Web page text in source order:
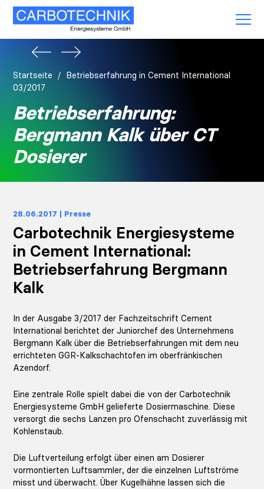
Startseite
Betriebserfahrung in Cement International
03/2017
Betriebserfahrung:
Bergmann Kalk über CT
Dosierer
28.06.2017 | Presse
Carbotechnik Energiesysteme
in Cement International:
Betriebserfahrung Bergmann
Kalk
In der Ausgabe 3/2017 der Fachzeitschrift Cement
International berichtet der Juniorchef des Unternehmens
Bergmann Kalküber die Betriebserfahrungen mit dem neu
errichteten GGR-Kalkschachtofen im oberfränkischen
Azendorf.
Eine zentrale Rolle spielt dabei die von der Carbotechnik
Energiesysteme GmbH gelieferte Dosiermaschine. Diese
versorgt die sechs Lanzen pro Ofenschacht zuverlässig mit
Kohlenstaub.
Die Luftverteilung erfolgt über einen am Dosierer
vormontierten Luftsammler, der die einzelnen Luftströme
misst und überwacht. Über Kugelhähne lassen sich die